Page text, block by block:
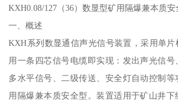
KXH0.08/127（36）数显型矿用隔爆兼本质
一、概述
KXH系列数显通信声光信号装置，采用单
用一条四芯信号电缆即实现：发出声光信
多水平信号、二级传送、安全灯自动控制
用隔爆兼本质安全型。装置适用于矿山井